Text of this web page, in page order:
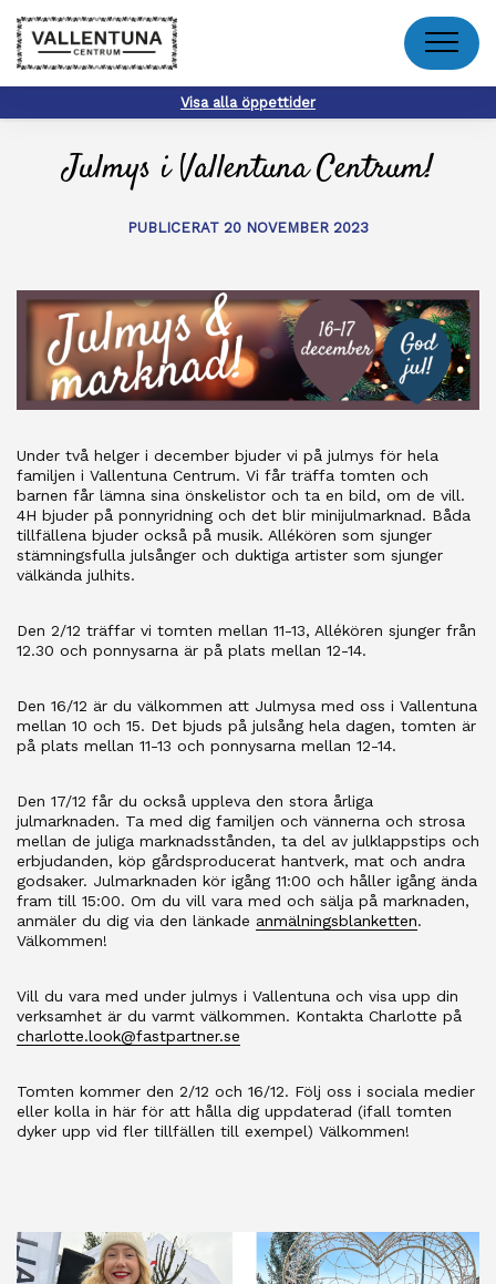
Meny
Visa alla öppettider
Julmys i Vallentuna Centrum!
PUBLICERAT 20 NOVEMBER 2023
Under två helger i december bjuder vi på julmys för hela
familjen i Vallentuna Centrum. Vi får träffa tomten och
barnen får lämna sina önskelistor och ta en bild, om de vill.
4H bjuder på ponnyridning och det blir minijulmarknad. Båda
tillfällena bjuder också på musik. Allékören som sjunger
stämningsfulla julsånger och duktiga artister som sjunger
välkända julhits.
Den 2/12 träffar vi tomten mellan 11-13, Allékören sjunger från
12.30 och ponnysarna är på plats mellan 12-14.
Den 16/12 är du välkommen att Julmysa med oss i Vallentuna
mellan 10 och 15. Det bjuds på julsång hela dagen, tomten är
på plats mellan 11-13 och ponnysarna mellan 12-14.
Den 17/12 får du också uppleva den stora årliga
julmarknaden. Ta med dig familjen och vännerna och strosa
mellan de juliga marknadsstånden, ta del av julklappstips och
erbjudanden, köp gårdsproducerat hantverk, mat och andra
godsaker. Julmarknaden kör igång 11:00 och håller igång ända
fram till 15:00. Om du vill vara med och sälja på marknaden,
anmäler du dig via den länkade anmälningsblanketten.
Välkommen!
Vill du vara med under julmys i Vallentuna och visa upp din
verksamhet är du varmt välkommen. Kontakta Charlotte på
charlotte.look@fastpartner.se
Tomten kommer den 2/12 och 16/12. Följ oss i sociala medier
eller kolla in här för att hålla dig uppdaterad (ifall tomten
dyker upp vid fler tillfällen till exempel) Välkommen!